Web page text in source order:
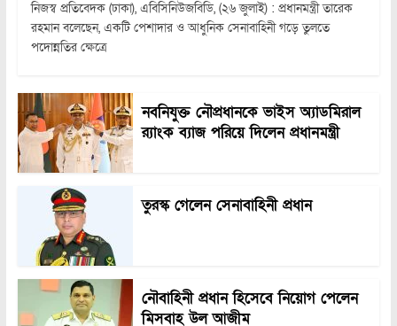
নিজস্ব প্রতিবেদক (ঢাকা), এবিসিনিউজবিডি, (২৬ জুলাই) : প্রধানমন্ত্রী তারেক
রহমান বলেছেন, একটি পেশাদার ও আধুনিক সেনাবাহিনী গড়ে তুলতে
পদোন্নতির ক্ষেত্রে
নবনিযুক্ত নৌপ্রধানকে ভাইস অ্যাডমিরাল
র‍্যাংক ব্যাজ পরিয়ে দিলেন প্রধানমন্ত্রী
তুরস্ক গেলেন সেনাবাহিনী প্রধান
নৌবাহিনী প্রধান হিসেবে নিয়োগ পেলেন
মিসবাহ উল আজীম